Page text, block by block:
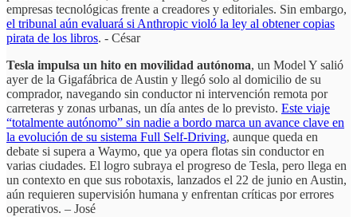
empresas tecnológicas frente a creadores y editoriales. Sin embargo,
el tribunal aún evaluará si Anthropic violó la ley al obtener copias
pirata de los libros. - César
Tesla impulsa un hito en movilidad autónoma, un Model Y salió
ayer de la Gigafábrica de Austin y llegó solo al domicilio de su
comprador, navegando sin conductor ni intervención remota por
carreteras y zonas urbanas, un día antes de lo previsto. Este viaje
“totalmente autónomo” sin nadie a bordo marca un avance clave en
la evolución de su sistema Full Self‑Driving, aunque queda en
debate si supera a Waymo, que ya opera flotas sin conductor en
varias ciudades. El logro subraya el progreso de Tesla, pero llega en
un contexto en que sus robotaxis, lanzados el 22 de junio en Austin,
aún requieren supervisión humana y enfrentan críticas por errores
operativos. – José